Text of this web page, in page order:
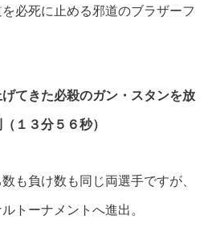
必死に止める邪道のブラザーフ
てきた必殺のガン・スタンを放
１３分５６秒）
も負け数も同じ両選手ですが、
トーナメントへ進出。